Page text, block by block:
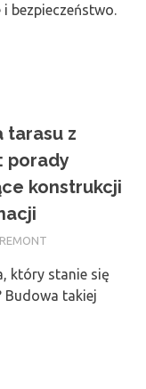
bezpieczeństwo.
tarasu z
porady
konstrukcji
który stanie się
Budowa takiej